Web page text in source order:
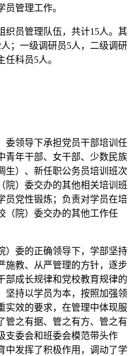
管理工作。
织员管理队伍，共计15人。其
；一级调研员5人，二级调研
科员5人。
委领导下承担党员干部培训任
青年干部、女干部、少数民族
生）、新任职公务员培训班次
院）委交办的其他相关培训班
员党性锻炼；负责对学员在培
（院）委交办的其他工作任
）委的正确领导下，学部坚持
施教、从严管理的方针，逐步
部成长规律和党校教育规律的
坚持以学员为本，按照加强领
实效的要求，在管理中体现服
管之有据、管之有方、管之有
支委会和班委会模范带头作
中发挥了积极作用，调动了学